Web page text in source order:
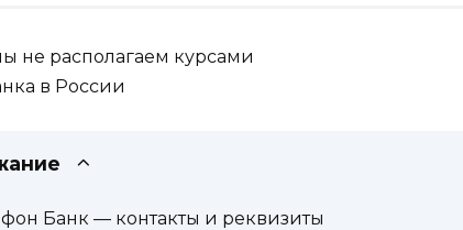
не располагаем курсами
в России
Банк — контакты и реквизиты